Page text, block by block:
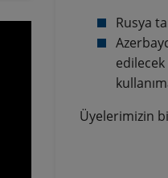
Rusya
Üyelerimizin